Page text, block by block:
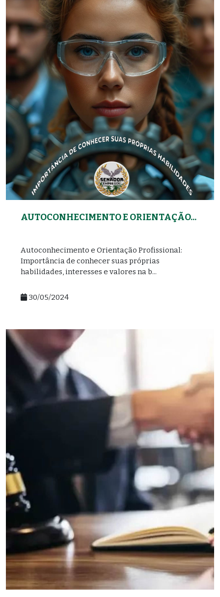
AUTOCONHECIMENTO E ORIENTAÇÃO...
Autoconhecimento e Orientação Profissional:
Importância de conhecer suas próprias
habilidades, interesses e valores na b...
30/05/2024